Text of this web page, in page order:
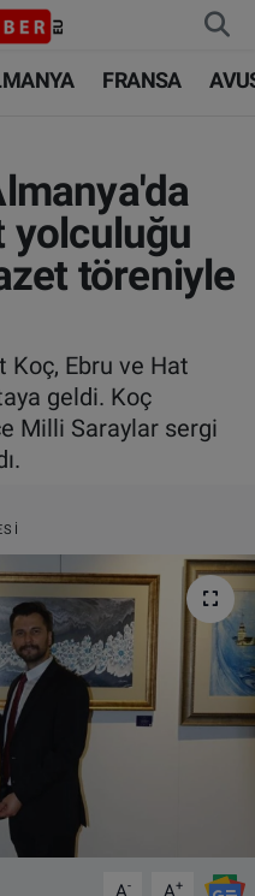
FRANSA
yolculuğu
töreniyle
Koç, Ebru ve Hat
geldi. Koç
Milli Saraylar sergi
A- A+
ve Fikstür